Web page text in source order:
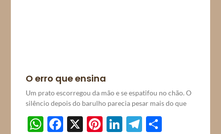
O erro que ensina
Um prato escorregou da mão e se espatifou no chão. O
silêncio depois do barulho parecia pesar mais do que
WhatsApp
Facebook
X Pinterest
LinkedIn
Telegram